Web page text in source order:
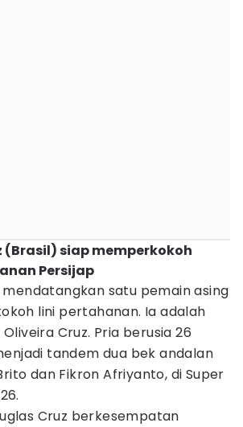
(Brasil) siap memperkokoh
Persijap
satu pemain asing
lini pertahanan. Ia adalah
Cruz. Pria berusia 26
tandem dua bek andalan
dan Fikron Afriyanto, di Super
Cruz berkesempatan